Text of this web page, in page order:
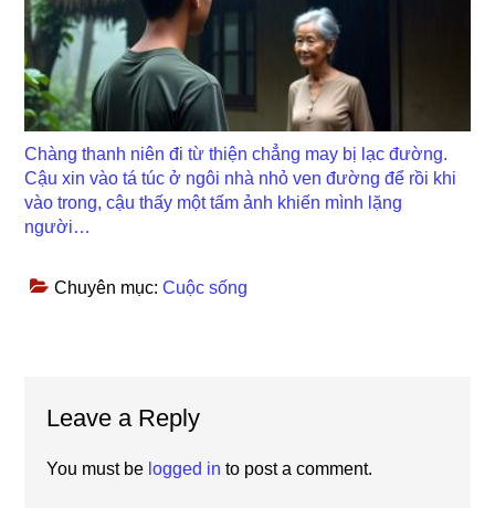
Chàng thanh niên đi từ thiện chẳng may bị lạc đường.
Cậu xin vào tá túc ở ngôi nhà nhỏ ven đường để rồi khi
vào trong, cậu thấy một tấm ảnh khiến mình lặng
người…
Chuyên mục:Cuộc sống
Interactions
Leave a Reply
You must be logged in to post a comment.